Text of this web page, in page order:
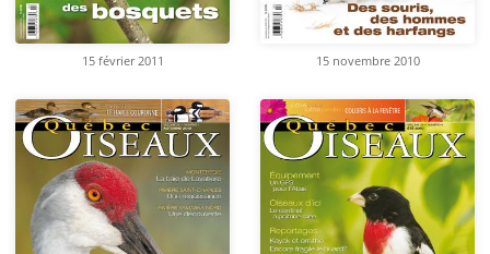
15 février 2011 15 novembre 2010